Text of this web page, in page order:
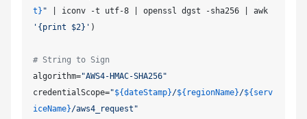
t} "
| iconv -t utf-8 | openssl dgst -sha256 | awk
'{print $2}' )
# String to Sign
algorithm="AWS4-HMAC-SHA256"
credentialScope="${dateStamp}/${regionName}/${serv
iceName}/aws4_request"